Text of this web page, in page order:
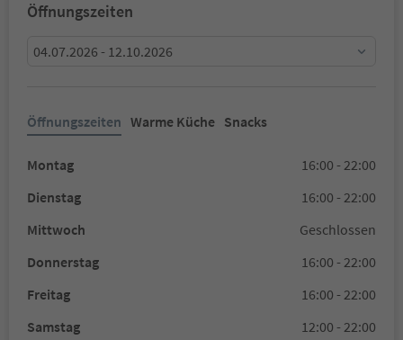
Öffnungszeiten
04.07.2026 - 12.10.2026
Öffnungszeiten Warme Küche Snacks
Montag
16:00 - 22:00
Dienstag
16:00 - 22:00
Mittwoch
Geschlossen
Donnerstag
16:00 - 22:00
Freitag
16:00 - 22:00
Samstag
12:00 - 22:00